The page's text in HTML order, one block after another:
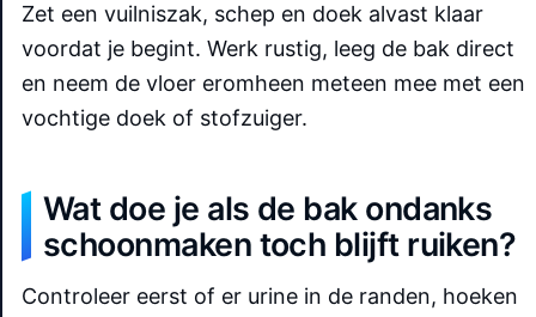
Zet een vuilniszak, schep en doek alvast klaar
voordat je begint. Werk rustig, leeg de bak direct
en neem de vloer eromheen meteen mee met een
vochtige doek of stofzuiger.
Wat doe je als de bak ondanks
schoonmaken toch blijft ruiken?
Controleer eerst of er urine in de randen, hoeken